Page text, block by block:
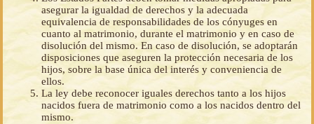
asegurar la igualdad de derechos y la adecuada
equivalencia de responsabilidades de los cónyuges en
cuanto al matrimonio, durante el matrimonio y en caso de
disolución del mismo. En caso de disolución, se adoptarán
disposiciones que aseguren la protección necesaria de los
hijos, sobre la base única del interés y conveniencia de
ellos.
La ley debe reconocer iguales derechos tanto a los hijos
nacidos fuera de matrimonio como a los nacidos dentro del
mismo.